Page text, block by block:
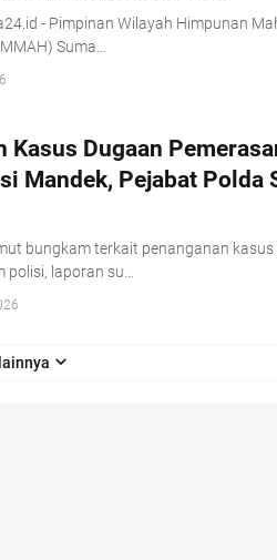
- Pimpinan Wilayah Himpunan
Suma…
Kasus Dugaan
Mandek, Pejabat Polda
bungkam terkait penanganan kasus
laporan su…